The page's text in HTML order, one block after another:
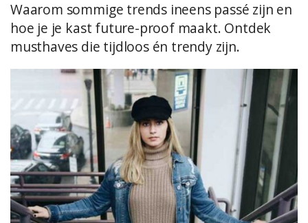
Waarom sommige trends ineens passé zijn en
hoe je je kast future-proof maakt. Ontdek
musthaves die tijdloos én trendy zijn.